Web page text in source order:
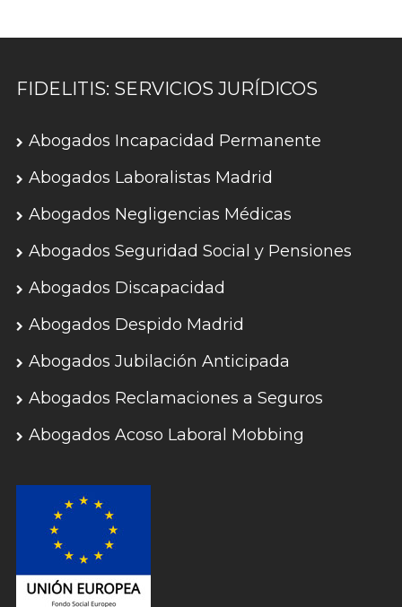
FIDELITIS: SERVICIOS JURÍDICOS
Abogados Incapacidad Permanente
Abogados Laboralistas Madrid
Abogados Negligencias Médicas
Abogados Seguridad Social y Pensiones
Abogados Discapacidad
Abogados Despido Madrid
Abogados Jubilación Anticipada
Abogados Reclamaciones a Seguros
Abogados Acoso Laboral Mobbing